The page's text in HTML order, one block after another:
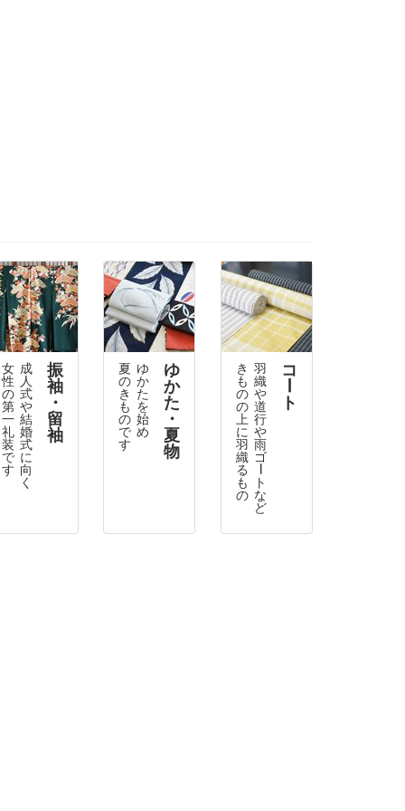
振
袖
・
留
袖
成
人
式
や
結
婚
式
に
向
く
女
性
の
第
一
礼
装
で
す
ゆ
か
た
・
夏
物
ゆ
か
た
を
始
め
夏
の
き
も
の
で
す
コ
ト
羽
織
や
道
行
や
雨
ゴ
ー
ト
な
ど
き
も
の
の
上
に
羽
織
る
も
の